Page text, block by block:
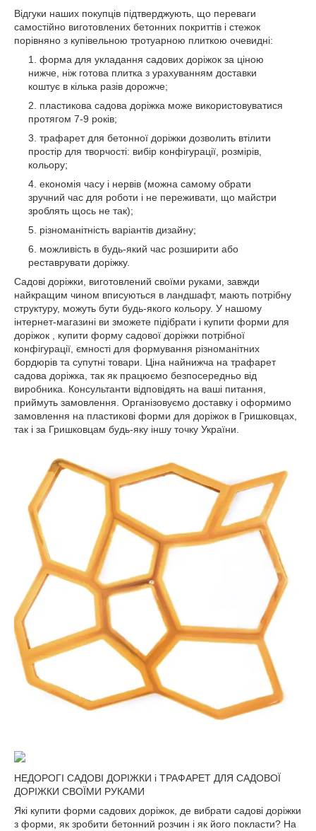
Відгуки наших покупців підтверджують, що переваги
самостійно виготовлених бетонних покриттів і стежок
порівняно з купівельною тротуарною плиткою очевидні:
форма для укладання садових доріжок за ціною
нижче, ніж готова плитка з урахуванням доставки
коштує в кілька разів дорожче;
пластикова садова доріжка може використовуватися
протягом 7-9 років;
трафарет для бетонної доріжки дозволить втілити
простір для творчості: вибір конфігурації, розмірів,
кольору;
економія часу і нервів (можна самому обрати
зручний час для роботи і не переживати, що майстри
зроблять щось не так);
різноманітність варіантів дизайну;
можливість в будь-який час розширити або
реставрувати доріжку.
Садові доріжки, виготовлений своїми руками, завжди
найкращим чином вписуються в ландшафт, мають потрібну
структуру, можуть бути будь-якого кольору. У нашому
інтернет-магазині ви зможете підібрати і купити форми для
доріжок , купити форму садової доріжки потрібної
конфігурації, ємності для формування різноманітних
бордюрів та супутні товари. Ціна найнижча на трафарет
садова доріжка, так як працюємо безпосередньо від
виробника. Консультанти відповідять на ваші питання,
приймуть замовлення. Організовуємо доставку і оформимо
замовлення на пластикові форми для доріжок в Гришковцах,
так і за Гришковцам будь-яку іншу точку України.
НЕДОРОГІ САДОВІ ДОРІЖКИ і ТРАФАРЕТ ДЛЯ САДОВОЇ
ДОРІЖКИ СВОЇМИ РУКАМИ
Які купити форми садових доріжок, де вибрати садові доріжки
з форми, як зробити бетонний розчин і як його покласти? На